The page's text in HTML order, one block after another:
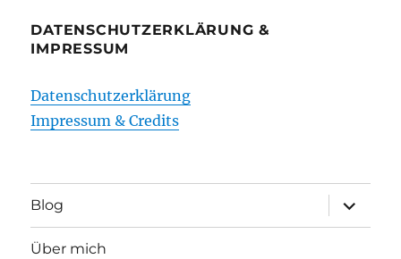
DATENSCHUTZERKLÄRUNG &
IMPRESSUM
Datenschutzerklärung
Impressum & Credits
Blog
öffnen
Über mich